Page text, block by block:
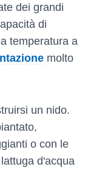
dei grandi
di
temperatura a
molto
un nido.
o con le
d'acqua